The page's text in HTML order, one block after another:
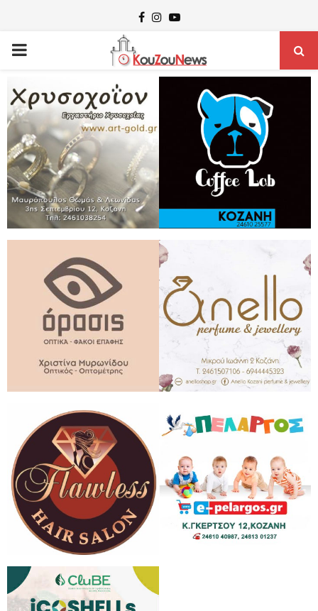
Facebook
Instagram
Youtube
PRIMARY
MENU